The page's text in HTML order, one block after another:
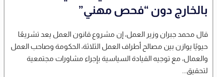
بالخارج دون “فحص مهني”
قال محمد جبران وزير العمل، إن مشروع قانون العمل يعد تشريعًا
حيويًا يوازن بين مصالح أطراف العمل الثلاثة، الحكومة وصاحب العمل
والعمال، مع توجيه القيادة السياسية بإجراء مشاورات مجتمعية
لتحقيق...